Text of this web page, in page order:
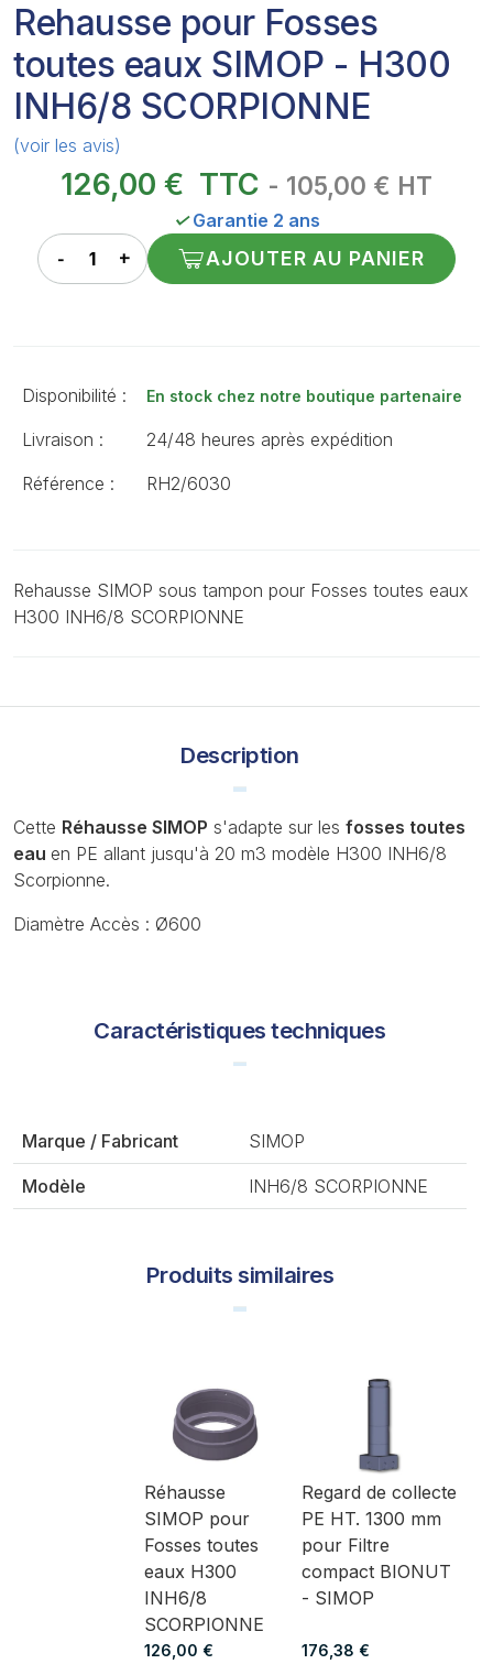
Rehausse pour Fosses
toutes eaux SIMOP - H300
INH6/8 SCORPIONNE
(voir les avis)
126,00 € TTC - 105,00 € HT
✓Garantie 2 ans
AJOUTER AU PANIER
Disponibilité : En stock chez notre boutique partenaire
Livraison :
24/48 heures après expédition
Référence :
RH2/6030
Rehausse SIMOP sous tampon pour Fosses toutes eaux
H300 INH6/8 SCORPIONNE
Description
Cette Réhausse SIMOP s'adapte sur les fosses toutes
eau en PE allant jusqu'à 20 m3 modèle H300 INH6/8
Scorpionne.
Diamètre Accès : Ø600
Caractéristiques techniques
Marque / Fabricant SIMOP
Modèle INH6/8 SCORPIONNE
Produits similaires
Réhausse
SIMOP pour
Fosses toutes
eaux H300
INH6/8
SCORPIONNE
126,00 €
Regard de collecte
PE HT. 1300 mm
pour Filtre
compact BIONUT
- SIMOP
176,38 €